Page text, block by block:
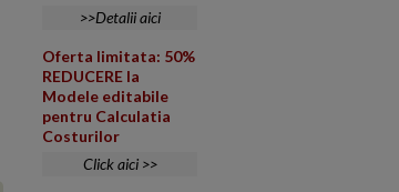
>>Detalii aici
Oferta limitata: 50%
REDUCERE la
Modele editabile
pentru Calculatia
Costurilor
Click aici >>